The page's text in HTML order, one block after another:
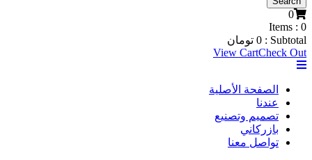
0
Items : 0
Subtotal :
0 تومان
View CartCheck Out
الصفحة الأصلية
عندنا
تصميم وتصنيع
بازركاني
تواصل معنا